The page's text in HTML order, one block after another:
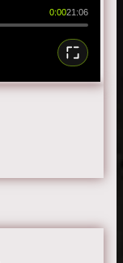
0:0021:06